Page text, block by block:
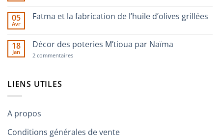
La
histoire
de
femmes
05
Avr
Fatma et la fabrication de l’huile d’olives grillées
Fatma
la
d’olives
18
Jan
Décor des poteries M’tioua par Naïma
2 commentairessur
LIENS UTILES
A propos
Conditions générales de vente